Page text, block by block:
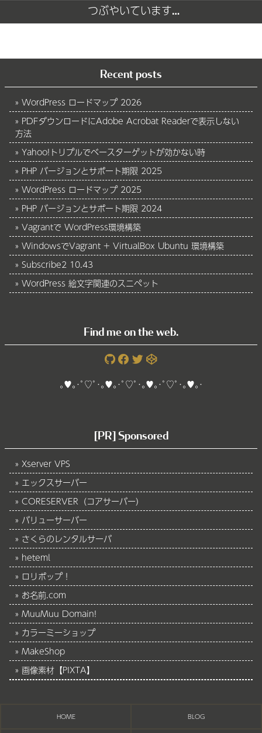
つぶやいています…
Recent posts
WordPress ロードマップ 2026
PDFダウンロードにAdobe Acrobat Readerで表示しない
方法
Yahoo!トリプルでベースターゲットが効かない時
PHP バージョンとサポート期限 2025
WordPress ロードマップ 2025
PHP バージョンとサポート期限 2024
Vagrantで WordPress環境構築
WindowsでVagrant + VirtualBox Ubuntu 環境構築
Subscribe2 10.43
WordPress 絵文字関連のスニペット
Find me on the web.
｡♥｡･ﾟ♡ﾟ･｡♥｡･ﾟ♡ﾟ･｡♥｡･ﾟ♡ﾟ･｡♥｡･
[PR] Sponsored
Xserver VPS
エックスサーバー
CORESERVER（コアサーバー）
バリューサーバー
さくらのレンタルサーバ
heteml
ロリポップ！
お名前.com
MuuMuu Domain!
カラーミーショップ
MakeShop
画像素材【PIXTA】
HOME BLOG